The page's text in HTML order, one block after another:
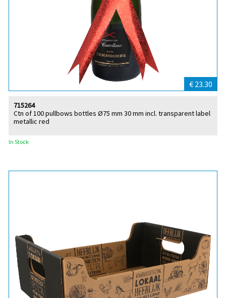
€ 23.30
Ctn of 100 pullbows bottles Ø75 mm 30 mm incl. transparent label
metallic red
715264
In Stock